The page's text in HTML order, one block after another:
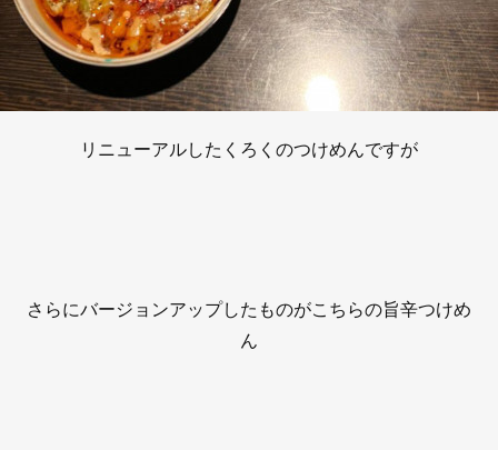
リニューアルしたくろくのつけめんですが
さらにバージョンアップしたものがこちらの旨辛つけめ
ん